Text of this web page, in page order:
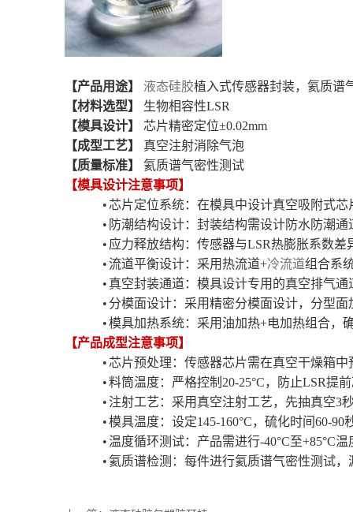
【产品用途】 液态硅胶植入式传感器封装，氦质谱
【材料选型】
生物相容性LSR
【模具设计】
芯片精密定位±0.02mm
【成型工艺】
真空注射消除气泡
【质量标准】
氦质谱气密性测试
【模具设计注意事项】
• 芯片定位系统：在模具中设计真空吸附式
• 防潮结构设计：封装结构需设计防水防潮通
• 应力释放结构：传感器与LSR热膨胀系数差
•流道平衡设计：采用热流道+冷流道组合系
• 真空封装通道：模具设计专用的真空排气通
• 分模面设计：采用精密分模面设计，分型面
•模具加热系统：采用油加热+电加热组合，
【产品成型注意事项】
• 芯片预处理：传感器芯片需在真空干燥箱中
•料筒温度：严格控制 20-25°C，防止LSR提
• 注射工艺：采用真空注射工艺，先抽真空3
•模具温度：设定145-160°C，硫化时间60-90
• 温度循环测试：产品需进行-40°C至+85°C
• 氦质谱检测：每件进行氦质谱气密性测试，